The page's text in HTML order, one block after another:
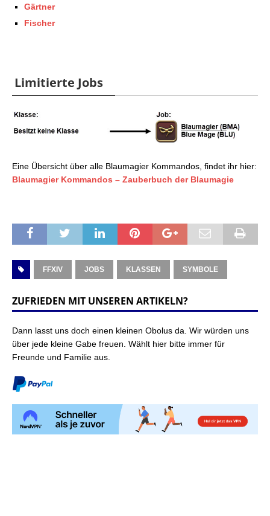
Gärtner
Fischer
Limitierte Jobs
Eine Übersicht über alle Blaumagier Kommandos, findet ihr hier:
Blaumagier Kommandos – Zauberbuch der Blaumagie
FFXIV JOBS KLASSEN SYMBOLE
ZUFRIEDEN MIT UNSEREN ARTIKELN?
Dann lasst uns doch einen kleinen Obolus da. Wir würden uns
über jede kleine Gabe freuen. Wählt hier bitte immer für
Freunde und Familie aus.